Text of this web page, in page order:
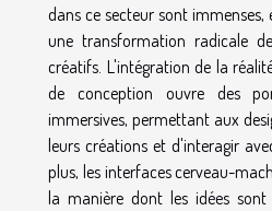
dans ce secteur sont
une transformation radicale
créatifs. L'intégration de la
de conception ouvre des
immersives, permettant aux
leurs créations et d'interagir
plus, les interfaces cerveau-
la manière dont les idées